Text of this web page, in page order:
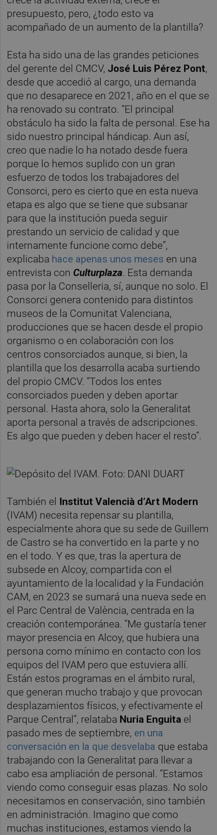
presupuesto, pero, ¿todo esto va
acompañado de un aumento de la plantilla?
Esta ha sido una de las grandes peticiones
del gerente del CMCV, José Luis Pérez Pont,
desde que accedió al cargo, una demanda
que no desaparece en 2021, año en el que se
ha renovado su contrato. “El principal
obstáculo ha sido la falta de personal. Ese ha
sido nuestro principal hándicap. Aun así,
creo que nadie lo ha notado desde fuera
porque lo hemos suplido con un gran
esfuerzo de todos los trabajadores del
Consorci, pero es cierto que en esta nueva
etapa es algo que se tiene que subsanar
para que la institución pueda seguir
prestando un servicio de calidad y que
internamente funcione como debe”,
explicaba hace apenas unos meses en una
entrevista con Culturplaza. Esta demanda
pasa por la Conselleria, sí, aunque no solo. El
Consorci genera contenido para distintos
museos de la Comunitat Valenciana,
producciones que se hacen desde el propio
organismo o en colaboración con los
centros consorciados aunque, si bien, la
plantilla que los desarrolla acaba surtiendo
del propio CMCV. “Todos los entes
consorciados pueden y deben aportar
personal. Hasta ahora, solo la Generalitat
aporta personal a través de adscripciones.
Es algo que pueden y deben hacer el resto”.
También el Institut Valencià d’Art Modern
(IVAM) necesita repensar su plantilla,
especialmente ahora que su sede de Guillem
de Castro se ha convertido en la parte y no
en el todo. Y es que, tras la apertura de
subsede en Alcoy, compartida con el
ayuntamiento de la localidad y la Fundación
CAM, en 2023 se sumará una nueva sede en
el Parc Central de València, centrada en la
creación contemporánea. “Me gustaría tener
mayor presencia en Alcoy, que hubiera una
persona como mínimo en contacto con los
equipos del IVAM pero que estuviera allí.
Están estos programas en el ámbito rural,
que generan mucho trabajo y que provocan
desplazamientos físicos, y efectivamente el
Parque Central”, relataba Nuria Enguita el
pasado mes de septiembre, en una
conversación en la que desvelaba que estaba
trabajando con la Generalitat para llevar a
cabo esa ampliación de personal. “Estamos
viendo como conseguir esas plazas. No solo
necesitamos en conservación, sino también
en administración. Imagino que como
muchas instituciones, estamos viendo la